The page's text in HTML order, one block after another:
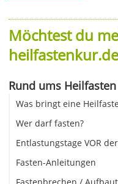
Möchtest du
Rund ums Heilfasten
Was bringt eine
Wer darf fasten?
Entlastungstage VOR
Fasten-Anleitungen